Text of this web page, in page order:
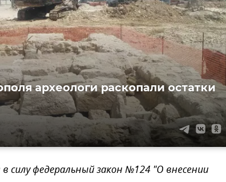
археологи раскопали остатки
силу федеральный закон №124 "О внесении